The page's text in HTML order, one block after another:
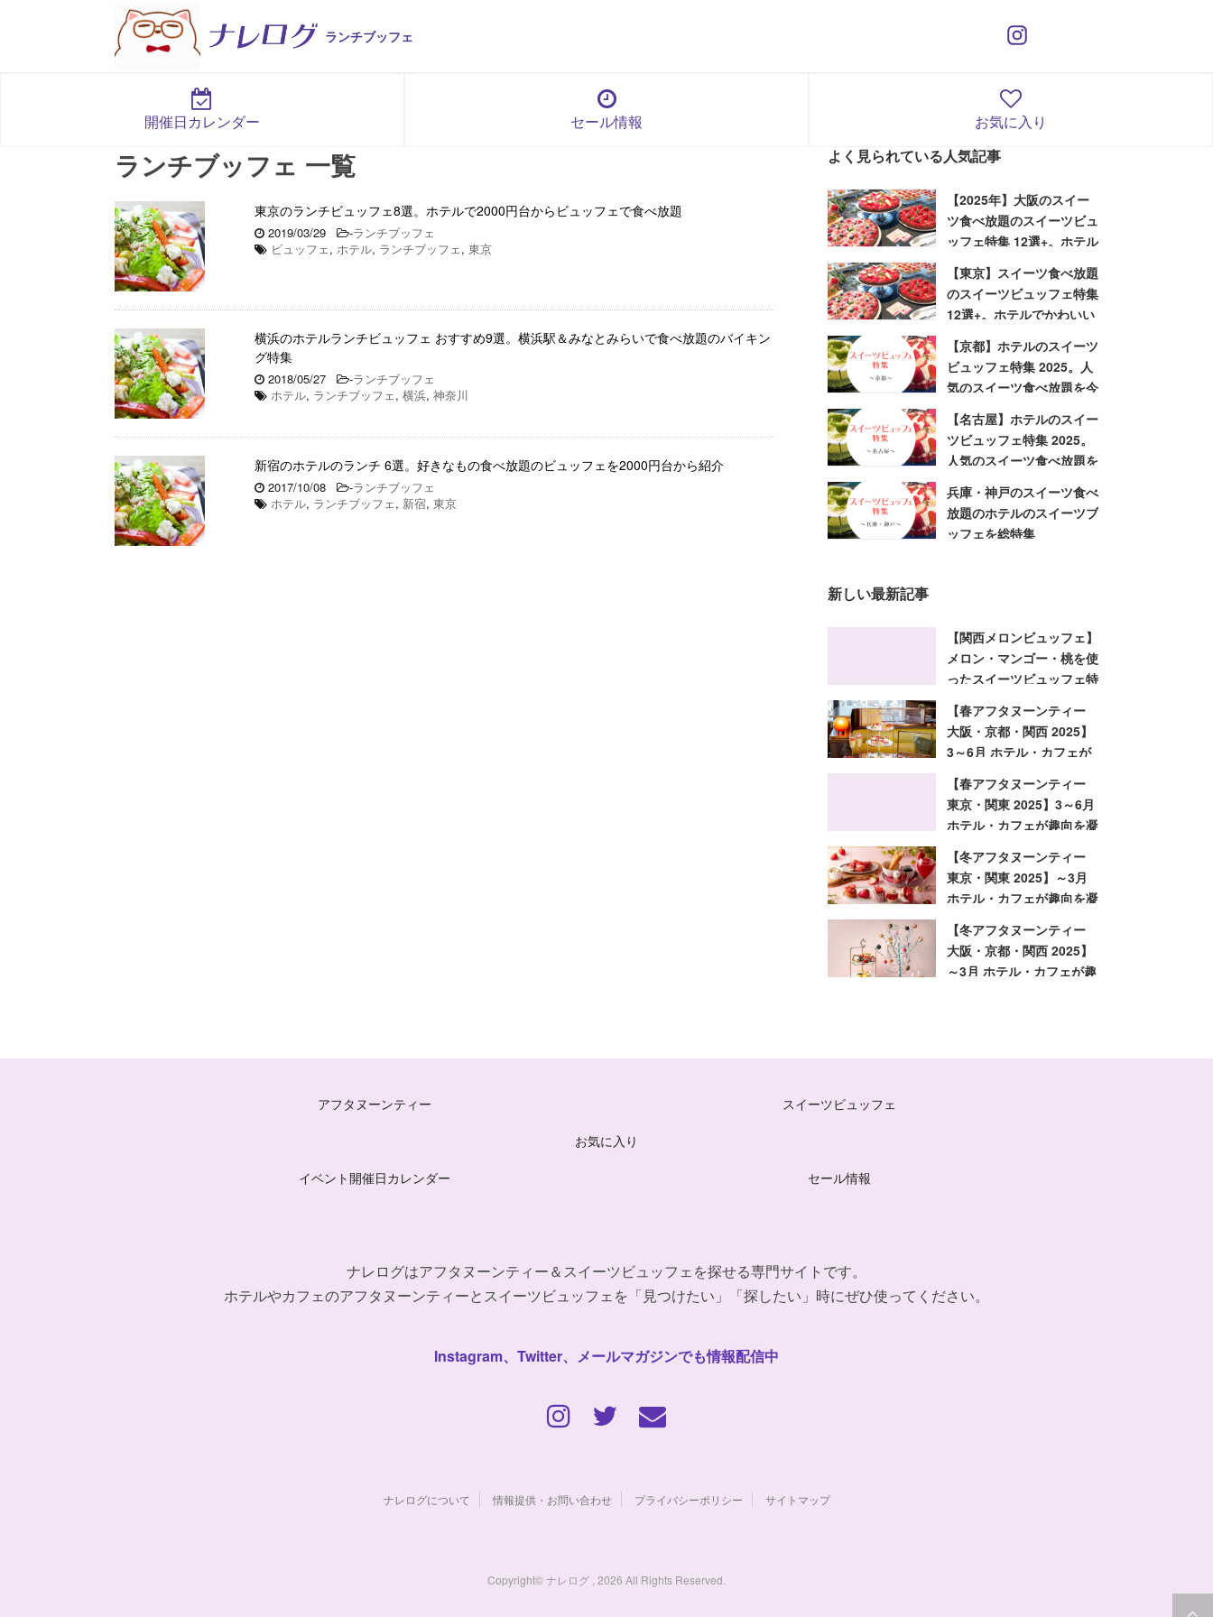
ランチブッフェ
開催日カレンダー セール情報 お気に入り
ランチブッフェ 一覧
東京のランチビュッフェ8選。ホテルで2000円台からビュッフェで食べ放題
2019/03/29 -ランチブッフェ
ビュッフェ, ホテル, ランチブッフェ, 東京
横浜のホテルランチビュッフェ おすすめ9選。横浜駅＆みなとみらいで食べ放題のバイキン
グ特集
2018/05/27 -ランチブッフェ
ホテル, ランチブッフェ, 横浜, 神奈川
新宿のホテルのランチ 6選。好きなもの食べ放題のビュッフェを2000円台から紹介
2017/10/08 -ランチブッフェ
ホテル, ランチブッフェ, 新宿, 東京
よく見られている人気記事
【2025年】大阪のスイー
ツ食べ放題のスイーツビュ
ッフェ特集 12選+。ホテル
でかわいいスイーツを堪能
しよう
【東京】スイーツ食べ放題
のスイーツビュッフェ特集
12選+。ホテルでかわいい
スイーツを堪能しよう
【京都】ホテルのスイーツ
ビュッフェ特集 2025。人
気のスイーツ食べ放題を今
すぐ予約
【名古屋】ホテルのスイー
ツビュッフェ特集 2025。
人気のスイーツ食べ放題を
今すぐ予約
兵庫・神戸のスイーツ食べ
放題のホテルのスイーツブ
ッフェを総特集
新しい最新記事
【関西メロンビュッフェ】
メロン・マンゴー・桃を使
ったスイーツビュッフェ特
集 2025！大阪・京都・兵
庫
【春アフタヌーンティー
大阪・京都・関西 2025】
3～6月 ホテル・カフェが
趣向を凝らした旬のアフタ
ヌーンティー
【春アフタヌーンティー
東京・関東 2025】3～6月
ホテル・カフェが趣向を凝
らした旬のアフタヌーンテ
ィー
【冬アフタヌーンティー
東京・関東 2025】～3月
ホテル・カフェが趣向を凝
らした旬のアフタヌーンテ
ィー
【冬アフタヌーンティー
大阪・京都・関西 2025】
～3月 ホテル・カフェが趣
アフタヌーンティー スイーツビュッフェ
お気に入り
イベント開催日カレンダー セール情報
ナレログはアフタヌーンティー＆スイーツビュッフェを探せる専門サイトです。
ホテルやカフェのアフタヌーンティーとスイーツビュッフェを「見つけたい」「探したい」時にぜひ使ってください。
Instagram、Twitter、メールマガジンでも情報配信中
ナレログについて 情報提供・お問い合わせ プライバシーポリシー サイトマップ
Copyright© ナレログ , 2026 All Rights Reserved.